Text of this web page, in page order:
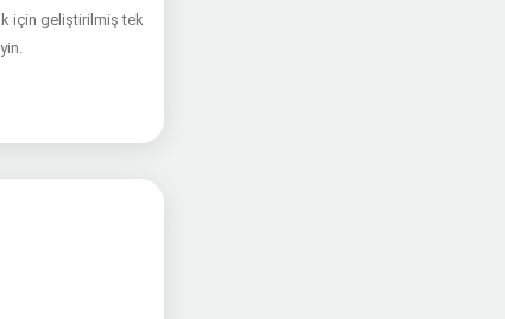
için geliştirilmiş tek